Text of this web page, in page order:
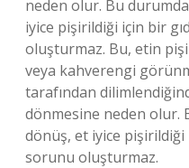
neden olur. Bu
iyice pişirildiği için bir
oluşturmaz. Bu, etin
veya kahverengi
tarafından
dönmesine neden olur.
dönüş, et iyice pişirildiği
sorunu oluşturmaz.